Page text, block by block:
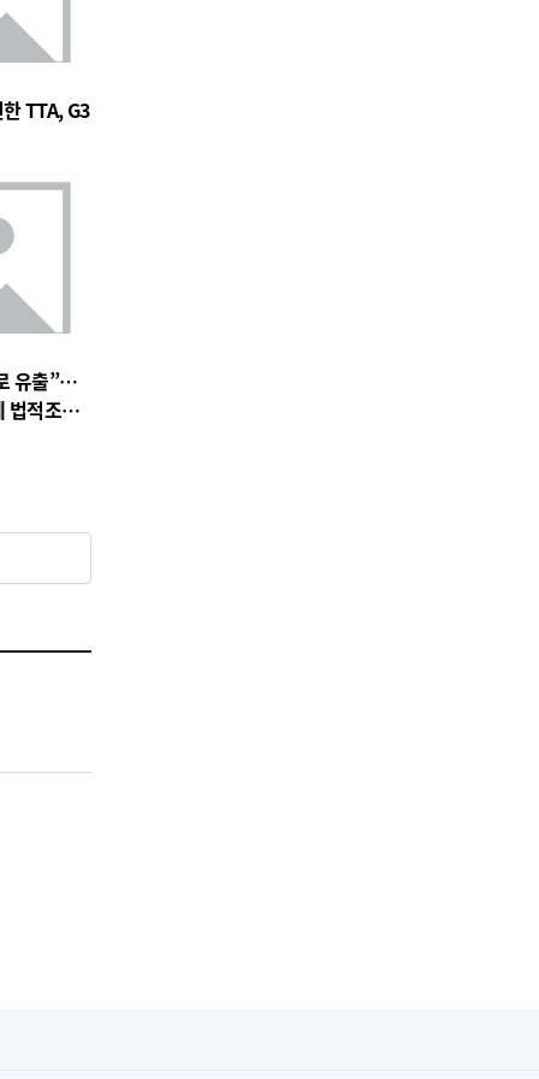
TTA, G3
유출”…
법적조치